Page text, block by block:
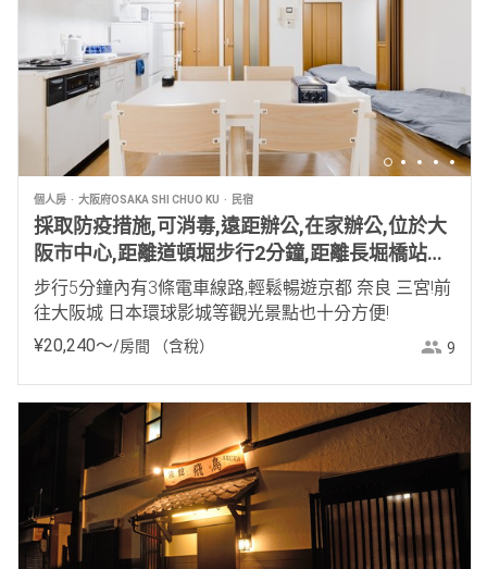
個人房 大阪府OSAKA SHI CHUO KU 民宿
採取防疫措施,可消毒,遠距辦公,在家辦公,位於大
阪市中心,距離道頓堀步行2分鐘,距離長堀橋站步
行4分鐘
步行5分鐘內有3條電車線路,輕鬆暢遊京都 奈良 三宮!前
往大阪城 日本環球影城等觀光景點也十分方便!
¥20,240〜/房間 （含稅） 9